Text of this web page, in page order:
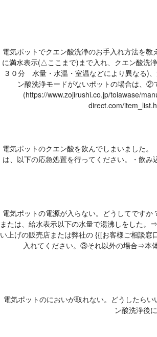
電気ポットでクエン酸洗浄のお手入れ方法を
に満水表示(△ここまで)まで入れ、クエン酸洗
３０分 水量・水温・室温などにより異なる)
ン酸洗浄モードがないポットの場合は、
(https://www.zojirushi.co.jp/toiawase/
direct.com/
電気ポットのクエン酸を飲んでしまいました
は、以下の応急処置を行ってください。・飲
電気ポットの電源が入らない。どうしてです
または、給水表示以下の水量で湯沸しをした
い上げの販売店または弊社の {{[お客様ご相談
入れてください。③それ以外の場合⇒本
電気ポットのにおいが取れない。どうしたら
ン酸洗浄後